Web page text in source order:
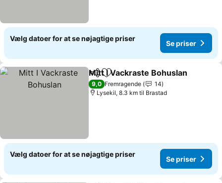
Vælg datoer for at se nøjagtige priser
Se priser
Del Føj til favoritter
Mitt I Vackraste Bohuslan
9,0 Fremragende
14
Lysekil, 8.3 km til Brastad
Vælg datoer for at se nøjagtige priser
Se priser